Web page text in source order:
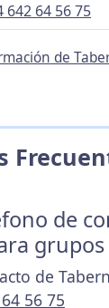
642 64 56 75
de
de
grupos
de
56 75